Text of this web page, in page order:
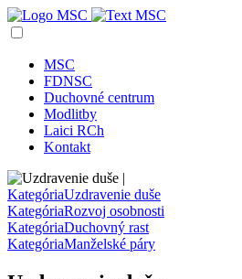
MSC
FDNSC
Duchovné centrum
Modlitby
Laici RCh
Kontakt
KategóriaUzdravenie duše
KategóriaRozvoj osobnosti
KategóriaDuchovný rast
KategóriaManželské páry